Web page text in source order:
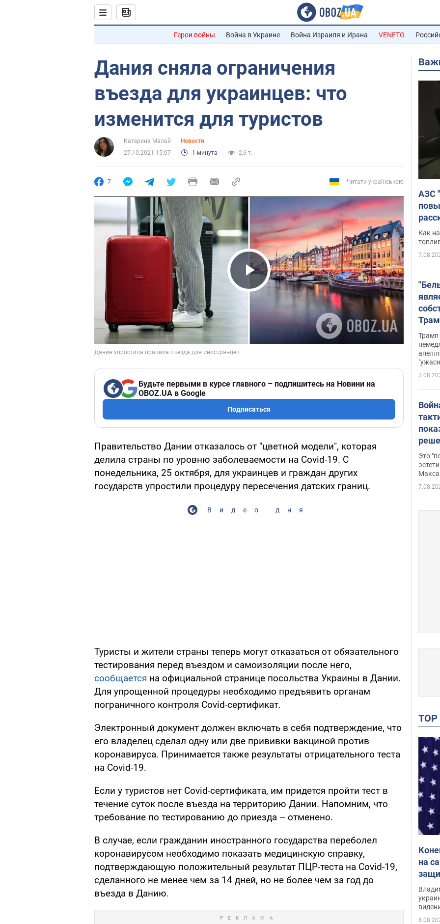
Герои войны Война в Украине Война Израиля и Ирана VENETO
Дания сняла ограничения
въезда для украинцев: что
изменится для туристов
Катерина Малай
Новости
27.10.2021 15:07
1 минута 2,6 т.
7 Читати українською
Play Video
Будьте первыми в курсе главного – подпишитесь на Новини на
OBOZ.UA в Google
Подписаться
Правительство Дании отказалось от "цветной модели", которая
делила страны по уровню заболеваемости на Covid-19. С
понедельника, 25 октября, для украинцев и граждан других
государств упростили процедуру пересечения датских границ.
Видео дня
Туристы и жители страны теперь могут отказаться от обязательного
тестирования перед въездом и самоизоляции после него,
сообщается на официальной странице посольства Украины в Дании.
Для упрощенной процедуры необходимо предъявить органам
пограничного контроля Covid-сертификат.
Электронный документ должен включать в себя подтверждение, что
его владелец сделал одну или две прививки вакциной против
коронавируса. Принимается также результаты отрицательного теста
на Covid-19.
Если у туристов нет Covid-сертификата, им придется пройти тест в
течение суток после въезда на территорию Дании. Напомним, что
требование по тестированию до приезда – отменено.
В случае, если гражданин иностранного государства переболел
коронавирусом необходимо показать медицинскую справку,
подтверждающую положительный результат ПЦР-теста на Covid-19,
сделанного не менее чем за 14 дней, но не более чем за год до
въезда в Данию.
АЗС
Как
Трамп
Это
на